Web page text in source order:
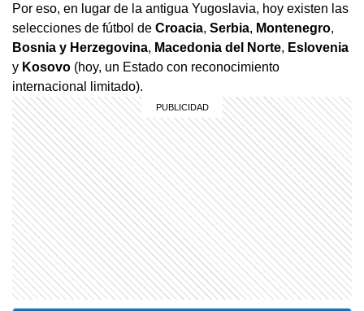
Por eso, en lugar de la antigua Yugoslavia, hoy existen las
selecciones de fútbol de Croacia, Serbia, Montenegro,
Bosnia y Herzegovina, Macedonia del Norte, Eslovenia
y Kosovo (hoy, un Estado con reconocimiento
internacional limitado).